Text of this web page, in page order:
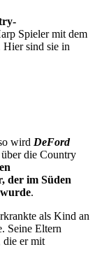
Spieler mit dem
Hier sind sie in
wird DeFord
die Country
der im Süden
.
als Kind an
Seine Eltern
die er mit